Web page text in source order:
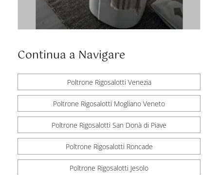
Continua a Navigare
Poltrone Rigosalotti Venezia
Poltrone Rigosalotti Mogliano Veneto
Poltrone Rigosalotti San Donà di Piave
Poltrone Rigosalotti Roncade
Poltrone Rigosalotti Jesolo